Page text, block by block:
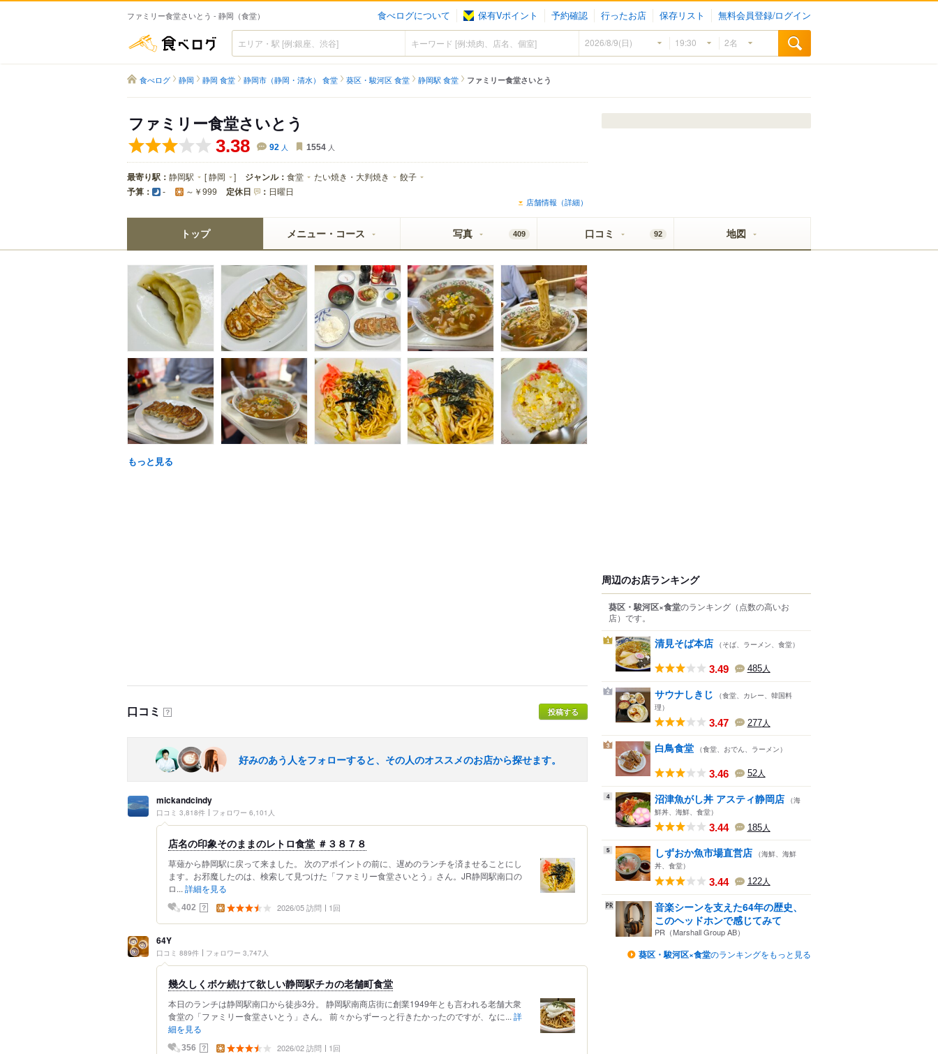
ファミリー食堂さいとう - 静岡（食堂） 食べログについて 保有Vポイント 予約確認 行ったお店 保存リスト 無料会員登録/ログイン
食べログ
食べログ 静岡 静岡 食堂 静岡市（静岡・清水） 食堂 葵区・駿河区 食堂 静岡駅 食堂 ファミリー食堂さいとう
ファミリー食堂さいとう
3.38 92 人 1554 人
最寄り駅： 静岡駅 [静岡 ] ジャンル： 食堂 たい焼き・大判焼き 餃子
予算： - ～￥999 定休日 ： 日曜日
店舗情報（詳細）
トップ メニュー・コース 写真 409 口コミ 92 地図
もっと見る
口コミ ？ 投稿する
好みのあう人をフォローすると、その人のオススメのお店から探せます。
mickandcindy
口コミ 3,818件 フォロワー 6,101人
店名の印象そのままのレトロ食堂 ＃３８７８
草薙から静岡駅に戻って来ました。 次のアポイントの前に、遅めのランチを済ませることにし
ます。お邪魔したのは、検索して見つけた「ファミリー食堂さいとう」さん。JR静岡駅南口の
ロ... 詳細を見る
402 ？ 2026/05 訪問 1回
64Y
口コミ 889件 フォロワー 3,747人
幾久しくボケ続けて欲しい静岡駅チカの老舗町食堂
本日のランチは静岡駅南口から徒歩3分。 静岡駅南商店街に創業1949年とも言われる老舗大衆
食堂の「ファミリー食堂さいとう」さん。 前々からずーっと行きたかったのですが、なに... 詳
細を見る
356 ？ 2026/02 訪問 1回
周辺のお店ランキング
葵区・駿河区×食堂のランキング （点数の高いお
店） です。
1 清見そば本店 （そば、ラーメン、食堂）
3.49 485人
2 サウナしきじ
（食堂、カレー、韓国料
理）
3.47 277人
3 白鳥食堂 （食堂、おでん、ラーメン）
3.46 52人
4 沼津魚がし丼 アスティ静岡店 （海
鮮丼、海鮮、食堂）
3.44 185人
5 しずおか魚市場直営店 （海鮮、海鮮
丼、食堂）
3.44 122人
音楽シーンを支えた64年の歴史、
このヘッドホンで感じてみて
PR（Marshall Group AB）
葵区・駿河区×食堂のランキングをもっと見る